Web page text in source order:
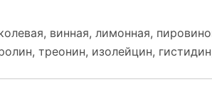
винная, лимонная,
треонин, изолейцин,